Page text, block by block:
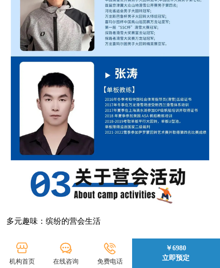
多元趣味：缤纷的营会生活
冬令营活动是培养孩子独立，团队协作，人际交往，勇于探
索等能力的重要课堂...那作为一个完备的冬令营活动，只有
机构首页 在线咨询 免费电话
￥6980
立即预定